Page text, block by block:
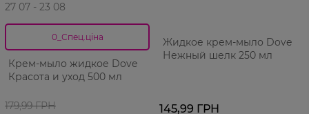
27 07 - 23 08
0_Спец.ціна
Крем-мыло жидкое Dove
Красота и уход 500 мл
179,99 ГРН
Жидкое крем-мыло Dove
Нежный шелк 250 мл
145,99 ГРН